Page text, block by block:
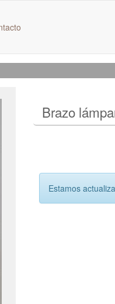
Brazo
Estamos